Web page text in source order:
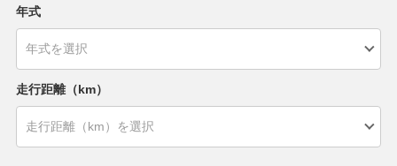
年式
走行距離（km）